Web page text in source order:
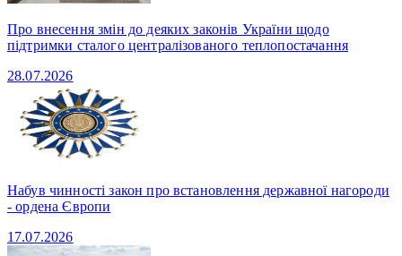
Про внесення змін до деяких законів України щодо
підтримки сталого централізованого теплопостачання
28.07.2026
Набув чинності закон про встановлення державної нагороди
- ордена Європи
17.07.2026